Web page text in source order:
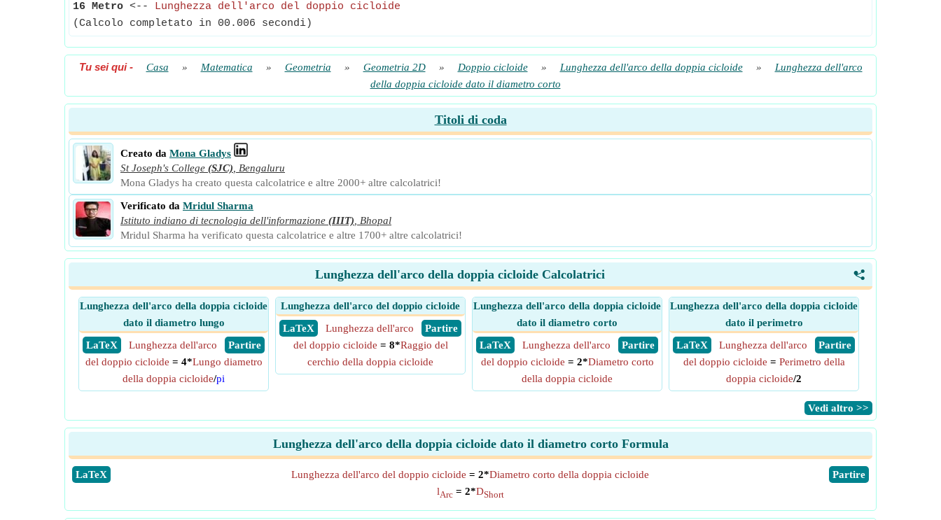
16 Metro <-- Lunghezza dell'arco del doppio cicloide
(Calcolo completato in 00.006 secondi)
Tu sei qui- Casa » Matematica » Geometria » Geometria 2D » Doppio cicloide » Lunghezza dell'arco della doppia cicloide »
Lunghezza dell'arco
della doppia cicloide dato il diametro corto
Titoli di coda
Creato da Mona Gladys
St Joseph's College (SJC)
Bengaluru
Mona Gladys ha creato questa calcolatrice e altre 2000+ altre calcolatrici!
Verificato da Mridul Sharma
Istituto indiano di tecnologia dell'informazione (IIIT)
Bhopal
Mridul Sharma ha verificato questa calcolatrice e altre 1700+ altre calcolatrici!
<
Lunghezza dell'arco della doppia cicloide Calcolatrici
Lunghezza dell'arco della doppia cicloide
dato il diametro lungo
​ LaTeX
​ Partire
Lunghezza dell'arco
del doppio cicloide = 4*Lungo diametro
della doppia cicloide/pi
Lunghezza dell'arco del doppio cicloide
​ LaTeX
​ Partire
Lunghezza dell'arco
del doppio cicloide = 8*Raggio del
cerchio della doppia cicloide
Lunghezza dell'arco della doppia cicloide
dato il diametro corto
​ LaTeX
​ Partire
Lunghezza dell'arco
del doppio cicloide = 2*Diametro corto
della doppia cicloide
Lunghezza dell'arco della doppia cicloide
dato il perimetro
​ LaTeX
​ Partire
Lunghezza dell'arco
del doppio cicloide = Perimetro della
doppia cicloide/2
​Vedi altro >>
Lunghezza dell'arco della doppia cicloide dato il diametro corto Formula
​LaTeX ​Partire
Lunghezza dell'arco del doppio cicloide = 2*Diametro corto della doppia cicloide
lArc = 2*DShort